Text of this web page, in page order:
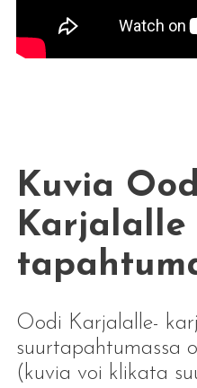
Kuvia
Karjalalle
Oodi Karjalalle-
suurtapahtumassa
(kuvia voi klikata